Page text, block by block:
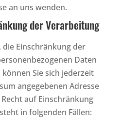
an uns wenden.
der Verarbeitung
die Einschränkung der
Daten
Sie sich jederzeit
angegebenen Adresse
auf Einschränkung
in folgenden Fällen: